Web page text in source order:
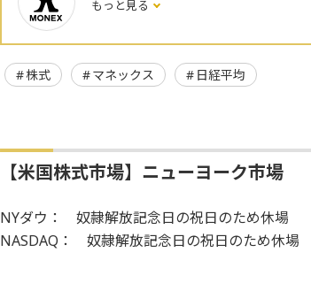
もっと見る
株式 マネックス 日経平均
【米国株式市場】ニューヨーク市場
NYダウ： 奴隷解放記念日の祝日のため休場
NASDAQ： 奴隷解放記念日の祝日のため休場